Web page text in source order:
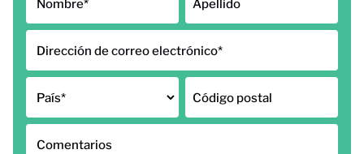
Nombre* Apellido
Dirección de correo electrónico*
País* Código postal
Comentarios